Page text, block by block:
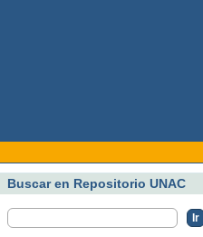
Buscar en Repositorio UNAC